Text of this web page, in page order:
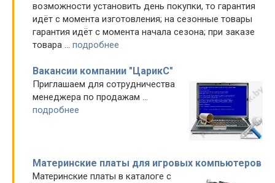
возможности установить день покупки, то гарантия
идёт с момента изготовления; на сезонные товары
гарантия идёт с момента начала сезона; при заказе
товара ... подробнее
Вакансии компании "ЦарикC"
Приглашаем для сотрудничества
менеджера по продажам ...
подробнее
Материнские платы для игровых компьютеров
Материнские платы в каталоге с